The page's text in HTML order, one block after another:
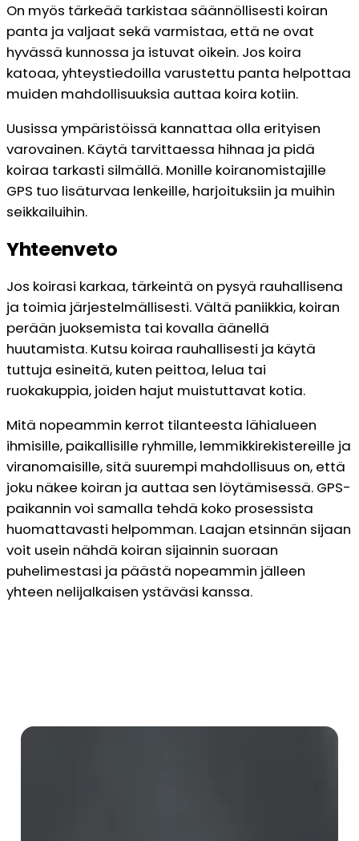
On myös tärkeää tarkistaa säännöllisesti koiran
panta ja valjaat sekä varmistaa, että ne ovat
hyvässä kunnossa ja istuvat oikein. Jos koira
katoaa, yhteystiedoilla varustettu panta helpottaa
muiden mahdollisuuksia auttaa koira kotiin.
Uusissa ympäristöissä kannattaa olla erityisen
varovainen. Käytä tarvittaessa hihnaa ja pidä
koiraa tarkasti silmällä. Monille koiranomistajille
GPS tuo lisäturvaa lenkeille, harjoituksiin ja muihin
seikkailuihin.
Yhteenveto
Jos koirasi karkaa, tärkeintä on pysyä rauhallisena
ja toimia järjestelmällisesti. Vältä paniikkia, koiran
perään juoksemista tai kovalla äänellä
huutamista. Kutsu koiraa rauhallisesti ja käytä
tuttuja esineitä, kuten peittoa, lelua tai
ruokakuppia, joiden hajut muistuttavat kotia.
Mitä nopeammin kerrot tilanteesta lähialueen
ihmisille, paikallisille ryhmille, lemmikkirekistereille ja
viranomaisille, sitä suurempi mahdollisuus on, että
joku näkee koiran ja auttaa sen löytämisessä. GPS-
paikannin voi samalla tehdä koko prosessista
huomattavasti helpomman. Laajan etsinnän sijaan
voit usein nähdä koiran sijainnin suoraan
puhelimestasi ja päästä nopeammin jälleen
yhteen nelijalkaisen ystäväsi kanssa.